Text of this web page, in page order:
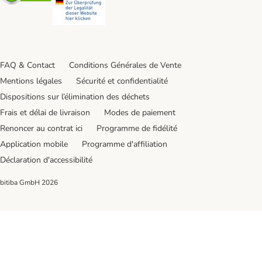
FAQ & Contact
Conditions Générales de Vente
Mentions légales
Sécurité et confidentialité
Dispositions sur l’élimination des déchets
Frais et délai de livraison
Modes de paiement
Renoncer au contrat ici
Programme de fidélité
Application mobile
Programme d'affiliation
Déclaration d'accessibilité
bitiba GmbH 2026